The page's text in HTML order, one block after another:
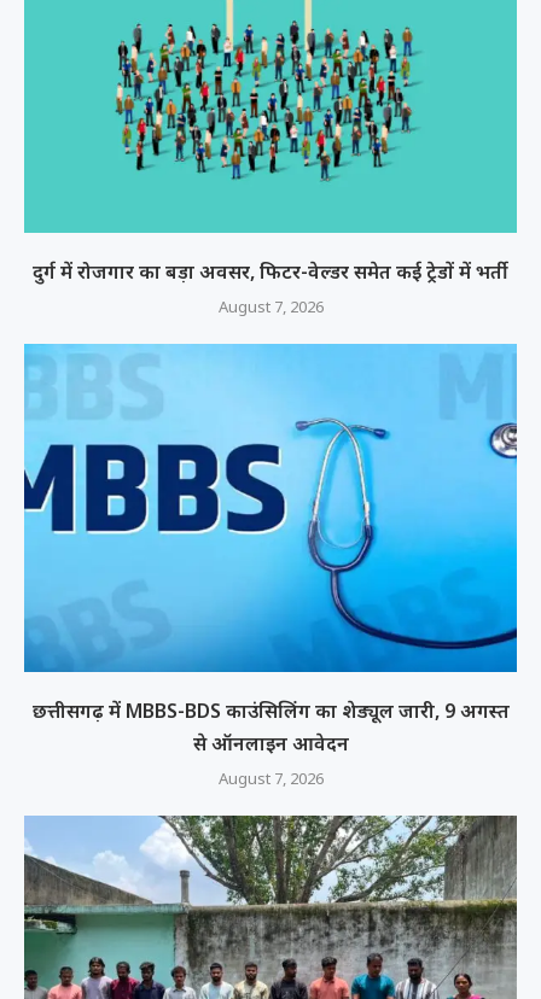
दुर्ग में रोजगार का बड़ा अवसर, फिटर-वेल्डर समेत कई ट्रेडों में भर्ती
August 7, 2026
छत्तीसगढ़ में MBBS-BDS काउंसिलिंग का शेड्यूल जारी, 9 अगस्त
से ऑनलाइन आवेदन
August 7, 2026